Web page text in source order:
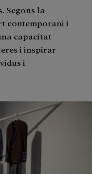
Segons la
contemporani i
capacitat
i inspirar
i